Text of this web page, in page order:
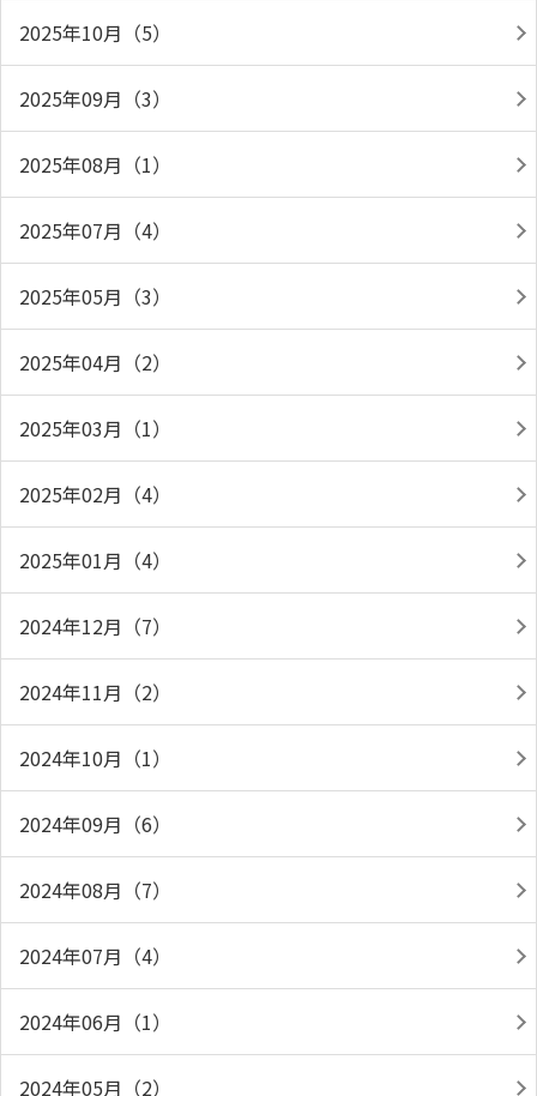
2025年10月（5）
2025年09月（3）
2025年08月（1）
2025年07月（4）
2025年05月（3）
2025年04月（2）
2025年03月（1）
2025年02月（4）
2025年01月（4）
2024年12月（7）
2024年11月（2）
2024年10月（1）
2024年09月（6）
2024年08月（7）
2024年07月（4）
2024年06月（1）
2024年05月（2）